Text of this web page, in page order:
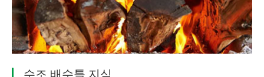
수조 배수틀 지식